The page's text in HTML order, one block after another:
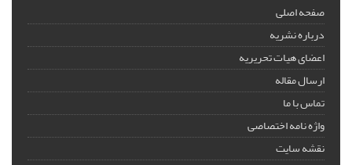
صفحه اصلی
درباره نشریه
اعضای هیات تحریریه
ارسال مقاله
تماس با ما
واژه نامه اختصاصی
نقشه سایت